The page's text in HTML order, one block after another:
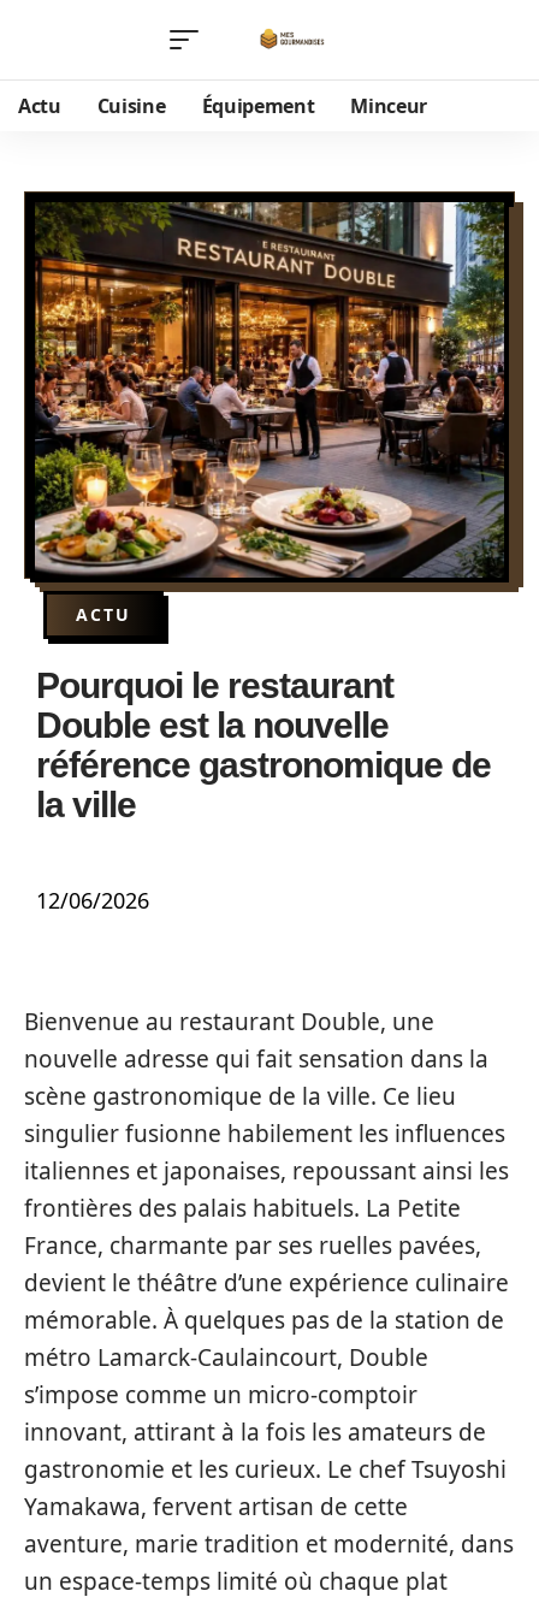
Actu Cuisine Équipement Minceur
ACTU
Pourquoi le restaurant
Double est la nouvelle
référence gastronomique de
la ville
12/06/2026
Bienvenue au restaurant Double, une
nouvelle adresse qui fait sensation dans la
scène gastronomique de la ville. Ce lieu
singulier fusionne habilement les influences
italiennes et japonaises, repoussant ainsi les
frontières des palais habituels. La Petite
France, charmante par ses ruelles pavées,
devient le théâtre d’une expérience culinaire
mémorable. À quelques pas de la station de
métro Lamarck-Caulaincourt, Double
s’impose comme un micro-comptoir
innovant, attirant à la fois les amateurs de
gastronomie et les curieux. Le chef Tsuyoshi
Yamakawa, fervent artisan de cette
aventure, marie tradition et modernité, dans
un espace-temps limité où chaque plat